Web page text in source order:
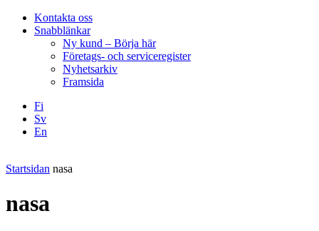
Kontakta oss
Snabblänkar
Ny kund – Börja här
Företags- och serviceregister
Nyhetsarkiv
Framsida
Fi
Sv
En
Startsidan nasa
nasa